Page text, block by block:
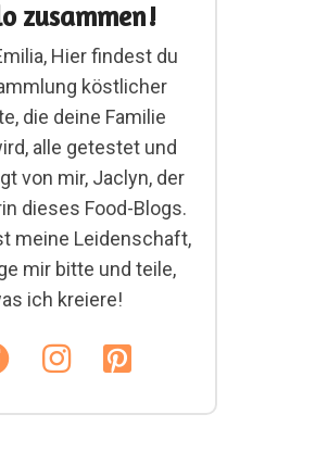
zusammen!
Hier findest du
köstlicher
die deine Familie
alle getestet und
von mir, Jaclyn, der
dieses Food-Blogs.
meine Leidenschaft,
mir bitte und teile,
ich kreiere!